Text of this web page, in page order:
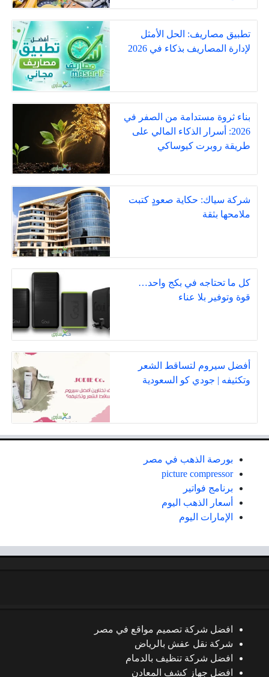
تطبيق مصاريف: الحل الأمثل
لإدارة المصاريف بذكاء في 2026
بناء ثروة مستدامة من الصفر في
2026: أسرار الذكاء المالي على
طريقة روبرت كيوساكي
شركة سياك: حكاية صعودٍ كتبت
ملامحها بثقة
كل ما تحتاجه في بكج واحد…
قوة وتوفير بلا عناء
أفضل سيروم لتساقط الشعر
وتكثيفه | جودي كو السعودية
بورصة الذهب في مصر
picture compressor
برنامج فواتير
أسعار الذهب اليوم
الإمارات اليوم
افضل شركة تصميم مواقع في مصر
شركة نقل عفش بالرياض
افضل شركة تنظيف بالدمام
افضل جهاز كشف المعادن